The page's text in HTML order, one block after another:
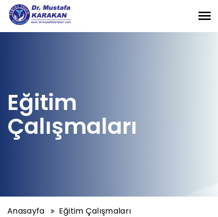
Eğitim
Çalışmaları
Anasayfa Eğitim Çalışmaları